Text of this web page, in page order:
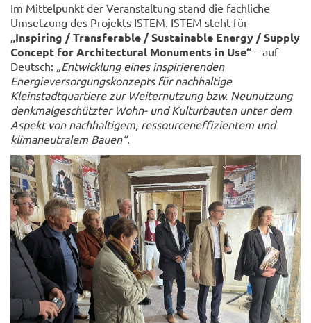
Im Mittelpunkt der Veranstaltung stand die fachliche
Umsetzung des Projekts ISTEM. ISTEM steht für
„Inspiring / Transferable / Sustainable Energy / Supply
Concept for Architectural Monuments in Use“ – auf
Deutsch: „Entwicklung eines inspirierenden
Energieversorgungskonzepts für nachhaltige
Kleinstadtquartiere zur Weiternutzung bzw. Neunutzung
denkmalgeschützter Wohn- und Kulturbauten unter dem
Aspekt von nachhaltigem, ressourceneffizientem und
klimaneutralem Bauen“.